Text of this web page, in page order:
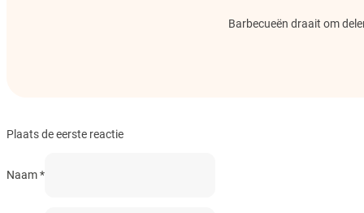
Barbecueën draait om
Plaats de eerste reactie
Naam *